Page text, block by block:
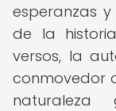
esperanzas
de la
versos, la
conmovedor